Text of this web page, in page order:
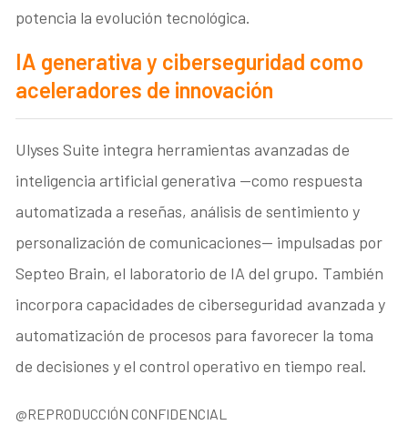
potencia la evolución tecnológica.
IA generativa y ciberseguridad como
aceleradores de innovación
Ulyses Suite integra herramientas avanzadas de
inteligencia artificial generativa —como respuesta
automatizada a reseñas, análisis de sentimiento y
personalización de comunicaciones— impulsadas por
Septeo Brain, el laboratorio de IA del grupo. También
incorpora capacidades de ciberseguridad avanzada y
automatización de procesos para favorecer la toma
de decisiones y el control operativo en tiempo real.
@REPRODUCCIÓN CONFIDENCIAL